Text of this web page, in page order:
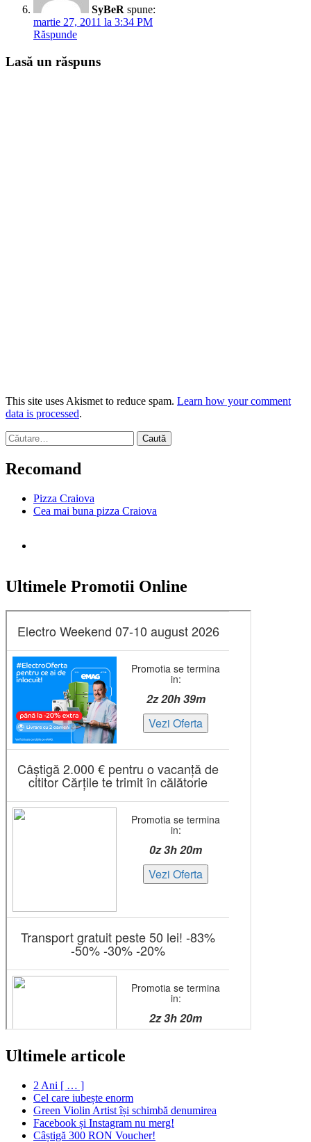
SyBeR spune:
martie 27, 2011 la 3:34 PM
Răspunde
Lasă un răspuns
This site uses Akismet to reduce spam. Learn how your comment
data is processed.
Caută
după:
Recomand
Pizza Craiova
Cea mai buna pizza Craiova
Ultimele Promotii Online
Ultimele articole
2 Ani [ … ]
Cel care iubește enorm
Green Violin Artist își schimbă denumirea
Facebook și Instagram nu merg!
Câștigă 300 RON Voucher!